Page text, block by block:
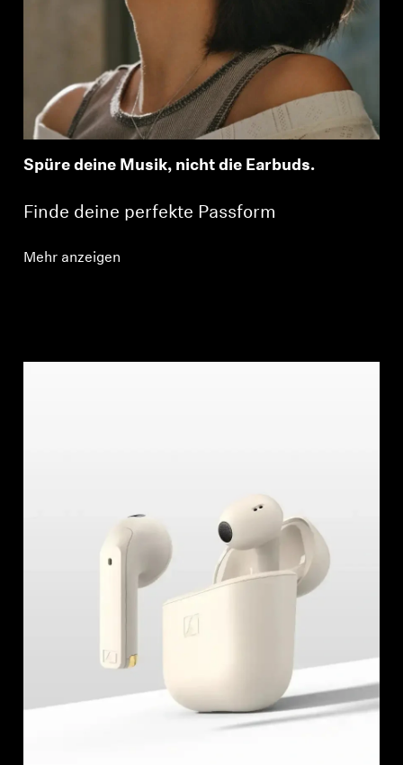
Spüre deine Musik, nicht die Earbuds.
Finde deine perfekte Passform
Mehr anzeigen